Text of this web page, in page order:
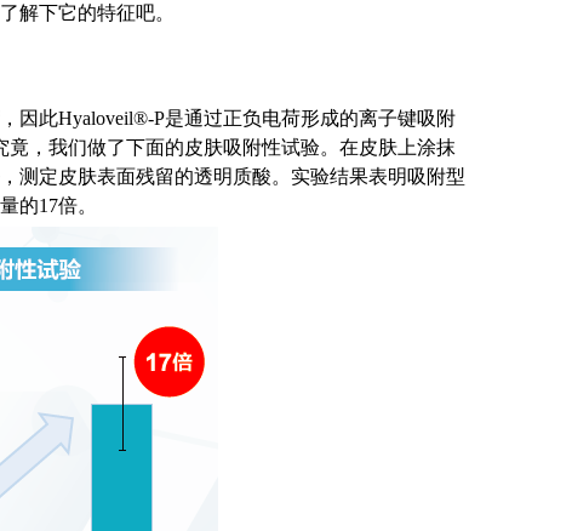
解下它的特征吧。
因此Hyaloveil®-P是通过正负电荷形成的离子键吸附
，我们做了下面的皮肤吸附性试验。在皮肤上涂抹
测定皮肤表面残留的透明质酸。实验结果表明吸附型
的17倍。